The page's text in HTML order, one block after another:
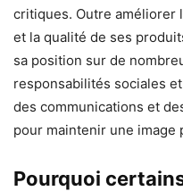
critiques. Outre améliorer
et la qualité de ses
sa position sur de
responsabilités sociales
des communications et
pour maintenir une image
Pourquoi